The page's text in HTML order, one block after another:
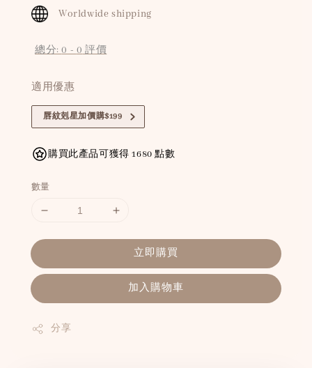
Worldwide shipping
總分:0 - 0 評價
適用優惠
唇紋剋星加價購$199
購買此產品可獲得 1680 點數
數量
立即購買
加入購物車
分享